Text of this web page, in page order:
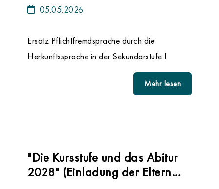
05.05.2026
Ersatz Pflichtfremdsprache durch die
Herkunftssprache in der Sekundarstufe I
Mehr lesen
"Die Kursstufe und das Abitur
2028" (Einladung der Eltern